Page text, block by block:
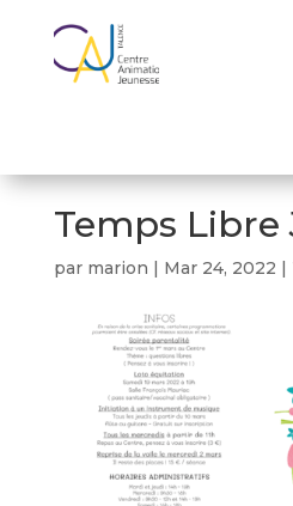
Temps Libre
par marion | Mar 24, 2022 |